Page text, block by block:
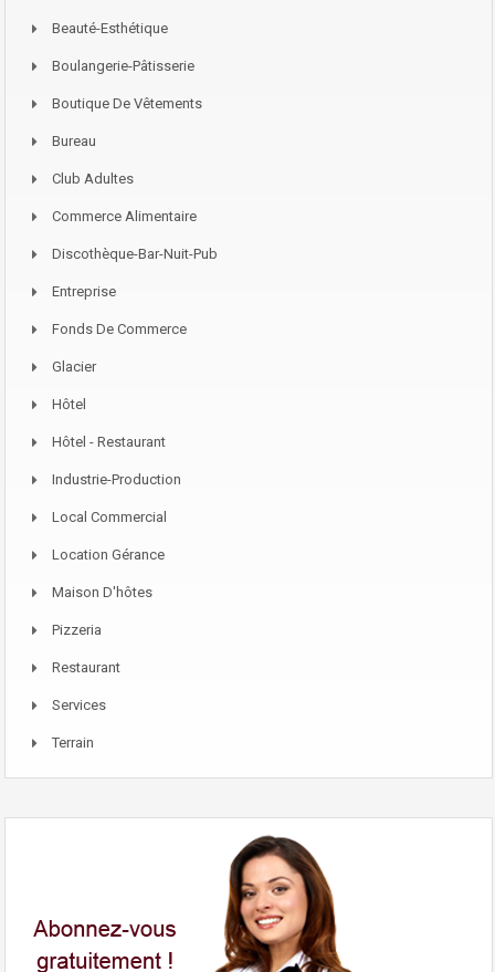
Beauté-Esthétique
Boulangerie-Pâtisserie
Boutique De Vêtements
Bureau
Club Adultes
Commerce Alimentaire
Discothèque-Bar-Nuit-Pub
Entreprise
Fonds De Commerce
Glacier
Hôtel
Hôtel - Restaurant
Industrie-Production
Local Commercial
Location Gérance
Maison D'hôtes
Pizzeria
Restaurant
Services
Terrain